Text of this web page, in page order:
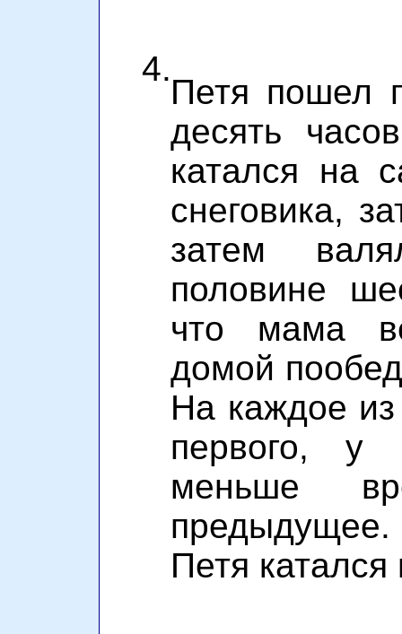
4.
Петя пошел
десять
катался на
снеговика,
затем
половине
что мама
домой
На каждое
первого, у
меньше
Петя катался